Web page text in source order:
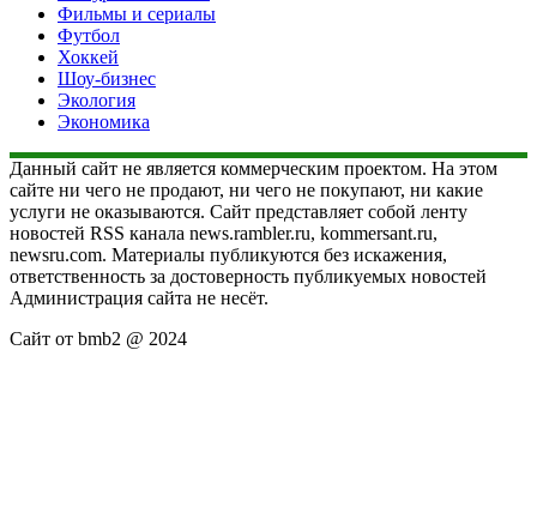
Фильмы и сериалы
Футбол
Хоккей
Шоу-бизнес
Экология
Экономика
Данный сайт не является коммерческим проектом. На этом
сайте ни чего не продают, ни чего не покупают, ни какие
услуги не оказываются. Сайт представляет собой ленту
новостей RSS канала news.rambler.ru, kommersant.ru,
newsru.com. Материалы публикуются без искажения,
ответственность за достоверность публикуемых новостей
Администрация сайта не несёт.
Сайт от bmb2 @ 2024